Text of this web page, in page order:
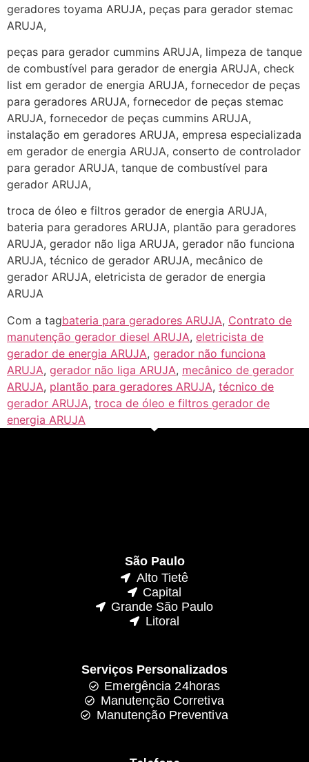
geradores toyama ARUJA, peças para gerador stemac
ARUJA,
peças para gerador cummins ARUJA, limpeza de tanque
de combustível para gerador de energia ARUJA, check
list em gerador de energia ARUJA, fornecedor de peças
para geradores ARUJA, fornecedor de peças stemac
ARUJA, fornecedor de peças cummins ARUJA,
instalação em geradores ARUJA, empresa especializada
em gerador de energia ARUJA, conserto de controlador
para gerador ARUJA, tanque de combustível para
gerador ARUJA,
troca de óleo e filtros gerador de energia ARUJA,
bateria para geradores ARUJA, plantão para geradores
ARUJA, gerador não liga ARUJA, gerador não funciona
ARUJA, técnico de gerador ARUJA, mecânico de
gerador ARUJA, eletricista de gerador de energia
ARUJA
Com a tagbateria para geradores ARUJA, Contrato de
manutenção gerador diesel ARUJA, eletricista de
gerador de energia ARUJA, gerador não funciona
ARUJA, gerador não liga ARUJA, mecânico de gerador
ARUJA, plantão para geradores ARUJA, técnico de
gerador ARUJA, troca de óleo e filtros gerador de
energia ARUJA
São Paulo
Alto Tietê
Capital
Grande São Paulo
Litoral
Serviços Personalizados
Emergência 24horas
Manutenção Corretiva
Manutenção Preventiva